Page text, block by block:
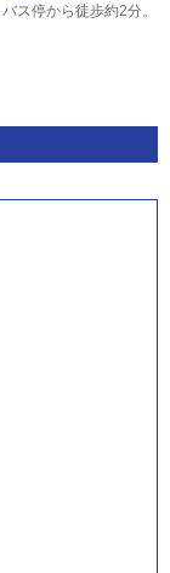
ス停から徒歩約2分。